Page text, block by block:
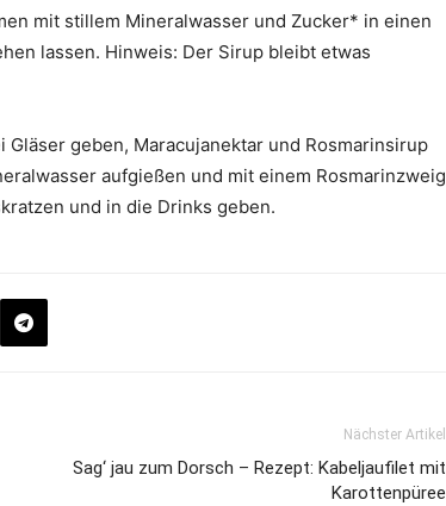
mit stillem Mineralwasser und Zucker* in einen
lassen. Hinweis: Der Sirup bleibt etwas
geben, Maracujanektar und Rosmarinsirup
aufgießen und mit einem Rosmarinzweig
und in die Drinks geben.
Nächster Artikel
Sag‘ jau zum Dorsch – Rezept: Kabeljaufilet mit
Karottenpüree